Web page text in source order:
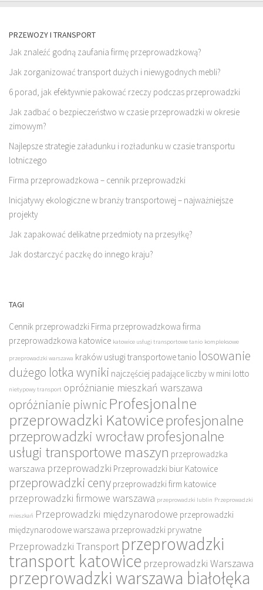
PRZEWOZY I TRANSPORT
Jak znaleźć godną zaufania firmę przeprowadzkową?
Jak zorganizować transport dużych i niewygodnych mebli?
6 porad, jak efektywnie pakować rzeczy podczas przeprowadzki
Jak zadbać o bezpieczeństwo w czasie przeprowadzki w okresie
zimowym?
Najlepsze strategie załadunku i rozładunku w czasie transportu
lotniczego
Firma przeprowadzkowa – cennik przeprowadzki
Inicjatywy ekologiczne w branży transportowej – najważniejsze
projekty
Jak zapakować delikatne przedmioty na przesyłkę?
Jak dostarczyć paczkę do innego kraju?
TAGI
Cennik przeprowadzki Firma przeprowadzkowa firma
przeprowadzkowa katowice katowice usługi transportowe tanio kompleksowe
przeprowadzki warszawa kraków usługi transportowe tanio losowanie
dużego lotka wyniki najczęściej padające liczby w mini lotto
nietypowy transport opróżnianie mieszkań warszawa
opróżnianie piwnicProfesjonalne
przeprowadzki Katowiceprofesjonalne
przeprowadzki wrocławprofesjonalne
usługi transportowe maszyn przeprowadzka
warszawa przeprowadzki Przeprowadzki biur Katowice
przeprowadzki ceny przeprowadzki firm katowice
przeprowadzki firmowe warszawa przeprowadzki lublin Przeprowadzki
mieszkań Przeprowadzki międzynarodowe przeprowadzki
międzynarodowe warszawa przeprowadzki prywatne
Przeprowadzki Transport przeprowadzki
transport katowice przeprowadzki Warszawa
przeprowadzki warszawa białołęka